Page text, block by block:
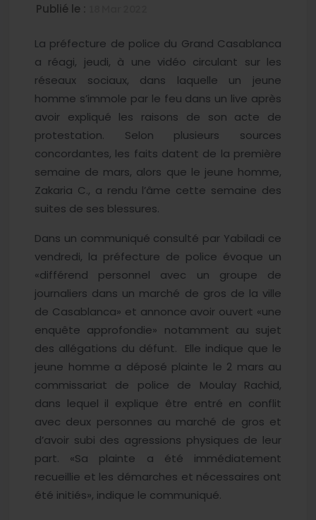
Publié le :
La préfecture de police du Grand Casablanca
a réagi, jeudi, à une vidéo circulant sur les
réseaux sociaux, dans laquelle un jeune
homme s’immole par le feu dans un live après
avoir expliqué les raisons de son acte de
protestation. Selon plusieurs sources
concordantes, les faits datent de la première
semaine de mars, alors que le jeune homme,
Zakaria C., a rendu l’âme cette semaine des
suites de ses blessures.
Dans un communiqué consulté par Yabiladi ce
vendredi, la préfecture de police évoque un
«différend personnel avec un groupe de
journaliers dans un marché de gros de la ville
de Casablanca» et annonce avoir ouvert «une
enquête approfondie» notamment au sujet
des allégations du défunt. Elle indique que le
jeune homme a déposé plainte le 2 mars au
commissariat de police de Moulay Rachid,
dans lequel il explique être entré en conflit
avec deux personnes au marché de gros et
d’avoir subi des agressions physiques de leur
part. «Sa plainte a été immédiatement
recueillie et les démarches et nécessaires ont
été initiés», indique le communiqué.